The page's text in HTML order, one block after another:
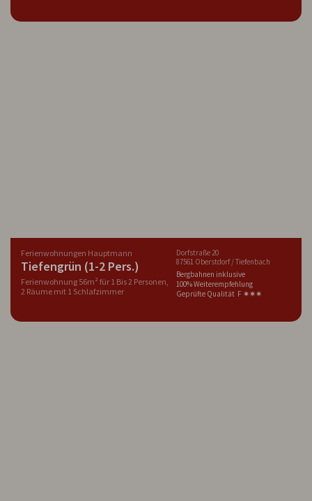
Ferienwohnungen Hauptmann
Tiefengrün (1-2 Pers.)
Ferienwohnung 56m² für 1 Bis 2 Personen,
2 Räume mit 1 Schlafzimmer
Dorfstraße 20
87561 Oberstdorf / Tiefenbach
Bergbahnen inklusive
100% Weiterempfehlung
Geprüfte Qualität F ✷✷✷